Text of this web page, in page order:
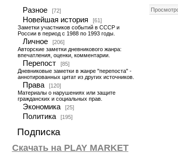
Разное [72]
Новейшая история
[61]
Заметки участников событий в СССР и
России в период с 1988 по 1993 годы.
Личное
[206]
Авторские заметки дневникового жанра:
впечатления, оценки, комментарии.
Перепост
[85]
Дневниковые заметки в жанре "перепоста" -
аннотированных цитат из других источников.
Права
[120]
Материалы о нарушениях или защите
гражданских и социальных прав.
Экономика [25]
Политика [195]
Подписка
Скачать на PLAY MARKET